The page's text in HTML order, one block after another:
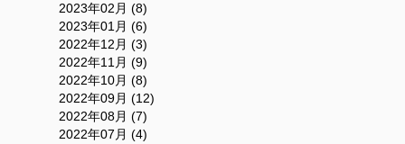
2023年02月 (8)
2023年01月 (6)
2022年12月 (3)
2022年11月 (9)
2022年10月 (8)
2022年09月 (12)
2022年08月 (7)
2022年07月 (4)